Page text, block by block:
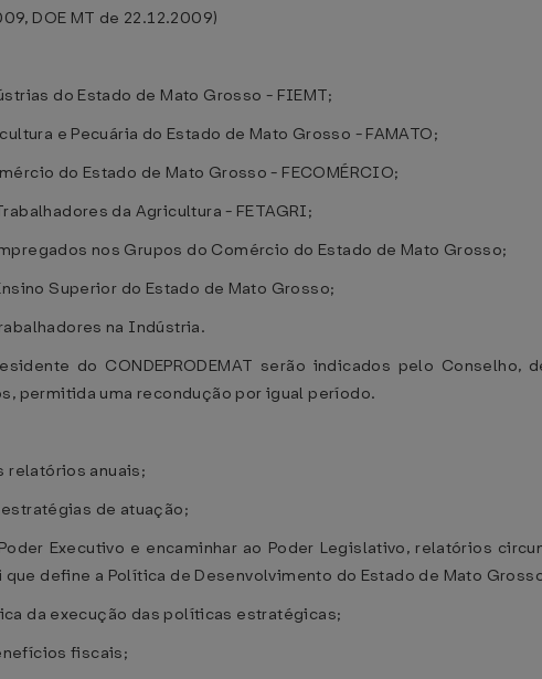
DOE MT de 22.12.2009)
do Estado de Mato Grosso - FIEMT;
e Pecuária do Estado de Mato Grosso - FAMATO;
do Estado de Mato Grosso - FECOMÉRCIO;
da Agricultura - FETAGRI;
nos Grupos do Comércio do Estado de Mato Grosso;
Superior do Estado de Mato Grosso;
na Indústria.
do CONDEPRODEMAT serão indicados pelo
permitida uma recondução por igual período.
relatórios anuais;
de atuação;
Executivo e encaminhar ao Poder Legislativo, relatórios
define a Política de Desenvolvimento do Estado de Mato
da execução das políticas estratégicas;
fiscais;